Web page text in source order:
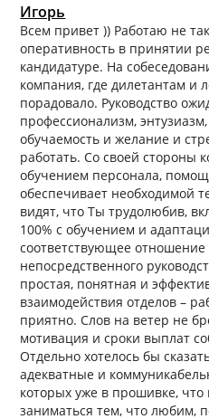
Игорь
Всем привет )) Работаю не
оперативность в принятии
кандидатуре. На
компания, где дилетантам и
порадовало. Руководство
профессионализм,
обучаемость и желание и
работать. Со своей стороны
обучением персонала,
обеспечивает необходимой
видят, что Ты трудолюбив,
100% с обучением и
соответствующее отношение
непосредственного
простая, понятная и
взаимодействия отделов –
приятно. Слов на ветер не
мотивация и сроки выплат
Отдельно хотелось бы
адекватные и
которых уже в прошивке,
заниматься тем, что любим,